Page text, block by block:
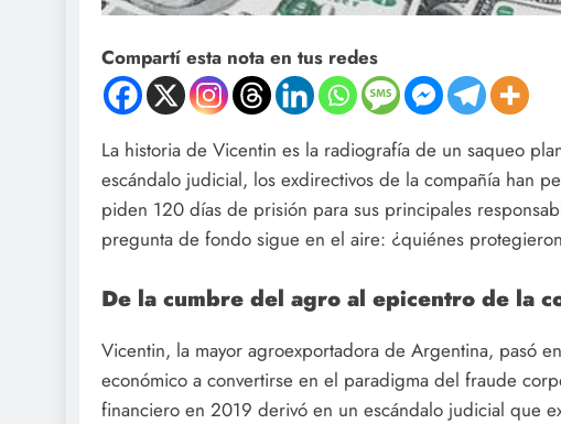
Compartí esta nota en tus redes
La historia de Vicentin es la radiografía de un saqueo
escándalo judicial, los exdirectivos de la compañía han
piden 120 días de prisión para sus principales
pregunta de fondo sigue en el aire: ¿quiénes
De la cumbre del agro al epicentro de la
Vicentin, la mayor agroexportadora de Argentina, pasó
económico a convertirse en el paradigma del fraude
financiero en 2019 derivó en un escándalo judicial que